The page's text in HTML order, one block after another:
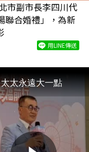
市副市長李四川代
聯合婚禮」，為新
用LINE傳送